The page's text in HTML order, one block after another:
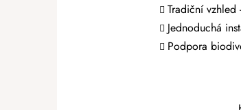
Tradiční
Jednoduchá
Podpora